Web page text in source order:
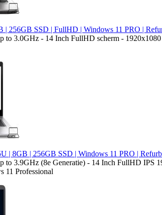
| 256GB SSD | FullHD | Windows 11 PRO |
to 3.0GHz - 14 Inch FullHD scherm -
| 8GB | 256GB SSD | Windows 11 PRO |
to 3.9GHz (8e Generatie) - 14 Inch FullHD
11 Professional